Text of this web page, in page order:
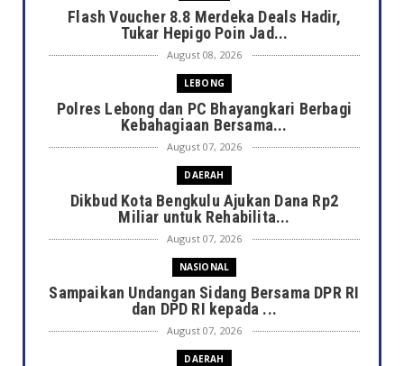
Flash Voucher 8.8 Merdeka Deals Hadir,
Tukar Hepigo Poin Jad...
August 08, 2026
LEBONG
Polres Lebong dan PC Bhayangkari Berbagi
Kebahagiaan Bersama...
August 07, 2026
DAERAH
Dikbud Kota Bengkulu Ajukan Dana Rp2
Miliar untuk Rehabilita...
August 07, 2026
NASIONAL
Sampaikan Undangan Sidang Bersama DPR RI
dan DPD RI kepada ...
August 07, 2026
DAERAH